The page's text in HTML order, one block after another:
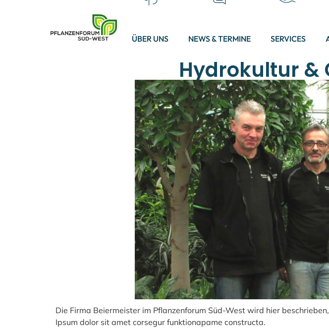
ÜBER UNS NEWS & TERMINE SERVICES
Hydrokultur &
Die Firma Beiermeister im Pflanzenforum Süd-West wird hier
Ipsum dolor sit amet corsegur funktionapame constructa.